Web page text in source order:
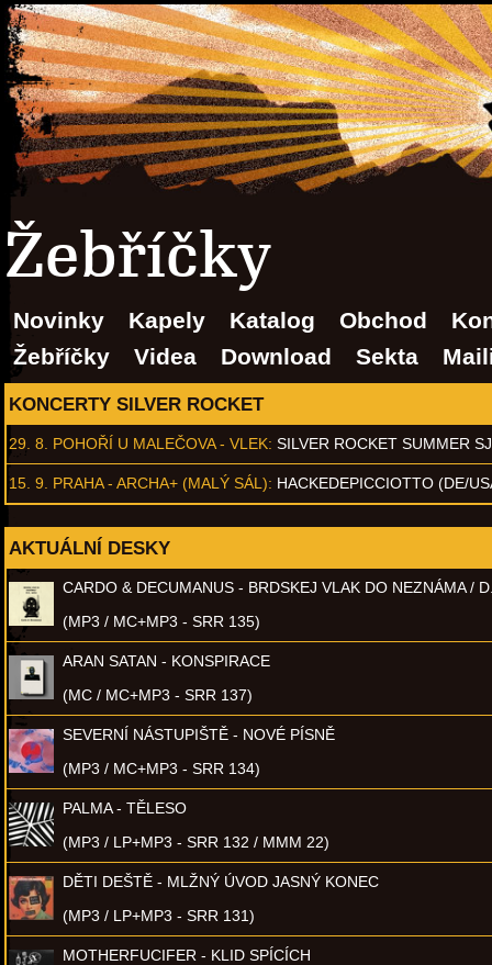
Žebříčky
Novinky Kapely Katalog Obchod
Žebříčky
Videa Download Sekta
KONCERTY SILVER ROCKET
29. 8. POHOŘÍ U MALEČOVA - VLEK: SILVER ROCKET SUMMER
15. 9. PRAHA - ARCHA+ (MALÝ SÁL): HACKEDEPICCIOTTO (DE/
AKTUÁLNÍ DESKY
CARDO & DECUMANUS - BRDSKEJ VLAK DO NEZNÁMA /
(MP3 / MC+MP3 - SRR 135)
ARAN SATAN - KONSPIRACE
(MC / MC+MP3 - SRR 137)
SEVERNÍ NÁSTUPIŠTĚ - NOVÉ PÍSNĚ
(MP3 / MC+MP3 - SRR 134)
PALMA - TĚLESO
(MP3 / LP+MP3 - SRR 132 / MMM 22)
DĚTI DEŠTĚ - MLŽNÝ ÚVOD JASNÝ KONEC
(MP3 / LP+MP3 - SRR 131)
MOTHERFUCIFER - KLID SPÍCÍCH